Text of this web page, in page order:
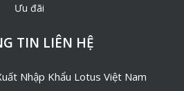
Ưu đãi
TIN LIÊN HỆ
Nhập Khẩu Lotus Việt Nam